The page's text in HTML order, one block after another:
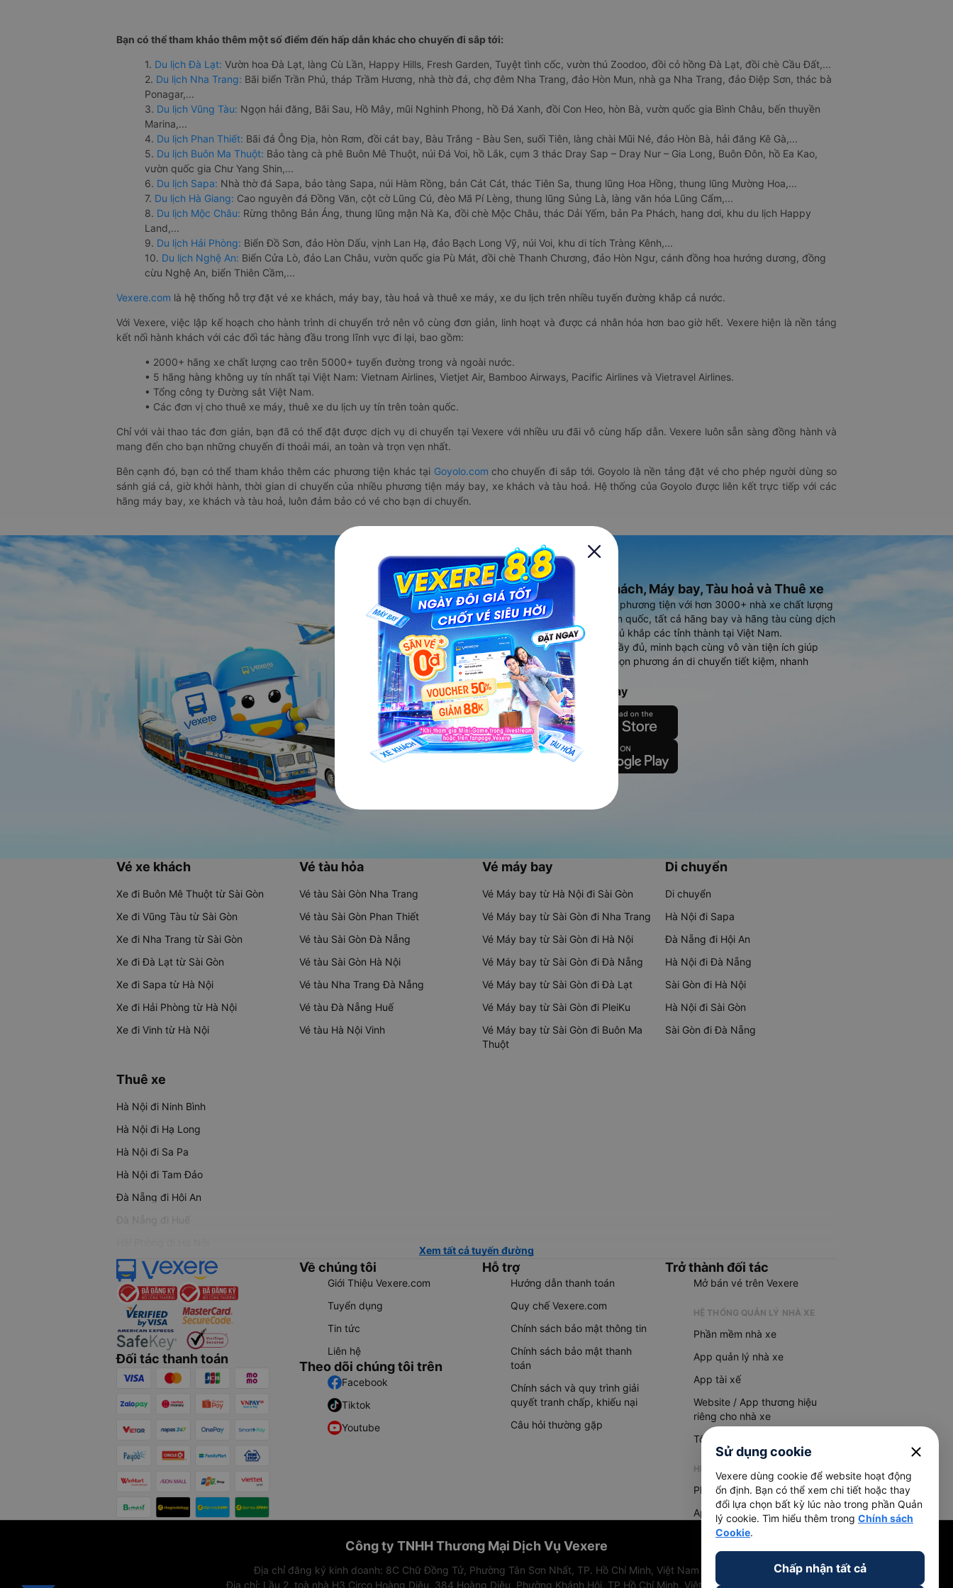
Bạn có thể tham khảo thêm một số điểm đến hấp dẫn khác cho chuyến đi sắp tới:
1. Du lịch Đà Lạt: Vườn hoa Đà Lạt, làng Cù Lần, Happy Hills, Fresh Garden, Tuyệt tình cốc, vườn thú Zoodoo, đồi cỏ hồng Đà Lạt, đồi chè Cầu Đất,...
2. Du lịch Nha Trang: Bãi biển Trần Phú, tháp Trầm Hương, nhà thờ đá, chợ đêm Nha Trang, đảo Hòn Mun, nhà ga Nha Trang, đảo Điệp Sơn, thác bà
Ponagar,...
3. Du lịch Vũng Tàu: Ngọn hải đăng, Bãi Sau, Hồ Mây, mũi Nghinh Phong, hồ Đá Xanh, đồi Con Heo, hòn Bà, vườn quốc gia Bình Châu, bến thuyền
Marina,...
4. Du lịch Phan Thiết: Bãi đá Ông Địa, hòn Rơm, đồi cát bay, Bàu Trắng - Bàu Sen, suối Tiên, làng chài Mũi Né, đảo Hòn Bà, hải đăng Kê Gà,...
5. Du lịch Buôn Ma Thuột: Bảo tàng cà phê Buôn Mê Thuột, núi Đá Voi, hồ Lắk, cụm 3 thác Dray Sap – Dray Nur – Gia Long, Buôn Đôn, hồ Ea Kao,
vườn quốc gia Chư Yang Shin,...
6. Du lịch Sapa: Nhà thờ đá Sapa, bảo tàng Sapa, núi Hàm Rồng, bản Cát Cát, thác Tiên Sa, thung lũng Hoa Hồng, thung lũng Mường Hoa,...
7. Du lịch Hà Giang: Cao nguyên đá Đồng Văn, cột cờ Lũng Cú, đèo Mã Pí Lèng, thung lũng Sủng Là, làng văn hóa Lũng Cẩm,...
8. Du lịch Mộc Châu: Rừng thông Bản Áng, thung lũng mận Nà Ka, đồi chè Mộc Châu, thác Dải Yếm, bản Pa Phách, hang dơi, khu du lịch Happy
Land,...
9. Du lịch Hải Phòng: Biển Đồ Sơn, đảo Hòn Dấu, vịnh Lan Hạ, đảo Bạch Long Vỹ, núi Voi, khu di tích Tràng Kênh,...
10. Du lịch Nghệ An: Biển Cửa Lò, đảo Lan Châu, vườn quốc gia Pù Mát, đồi chè Thanh Chương, đảo Hòn Ngư, cánh đồng hoa hướng dương, đồng
cừu Nghệ An, biển Thiên Cầm,...
Vexere.com là hệ thống hỗ trợ đặt vé xe khách, máy bay, tàu hoả và thuê xe máy, xe du lịch trên nhiều tuyến đường khắp cả nước.
Với Vexere, việc lập kế hoạch cho hành trình di chuyển trở nên vô cùng đơn giản, linh hoạt và được cá nhân hóa hơn bao giờ hết. Vexere hiện là nền tảng
kết nối hành khách với các đối tác hàng đầu trong lĩnh vực đi lại, bao gồm:
• 2000+ hãng xe chất lượng cao trên 5000+ tuyến đường trong và ngoài nước.
• 5 hãng hàng không uy tín nhất tại Việt Nam: Vietnam Airlines, Vietjet Air, Bamboo Airways, Pacific Airlines và Vietravel Airlines.
• Tổng công ty Đường sắt Việt Nam.
• Các đơn vị cho thuê xe máy, thuê xe du lịch uy tín trên toàn quốc.
Chỉ với vài thao tác đơn giản, bạn đã có thể đặt được dịch vụ di chuyển tại Vexere với nhiều ưu đãi vô cùng hấp dẫn. Vexere luôn sẵn sàng đồng hành và
mang đến cho bạn những chuyến đi thoải mái, an toàn và trọn vẹn nhất.
Bên cạnh đó, bạn có thể tham khảo thêm các phương tiện khác tại Goyolo.com cho chuyến đi sắp tới. Goyolo là nền tảng đặt vé cho phép người dùng so
sánh giá cả, giờ khởi hành, thời gian di chuyển của nhiều phương tiện máy bay, xe khách và tàu hoả. Hệ thống của Goyolo được liên kết trực tiếp với các
hãng máy bay, xe khách và tàu hoả, luôn đảm bảo có vé cho bạn di chuyển.
Ứng dụng đặt vé Xe khách, Máy bay, Tàu hoả và Thuê xe
Vexere - ứng dụng đặt vé đa phương tiện với hơn 3000+ nhà xe chất lượng
cao, 5000+ tuyến đường toàn quốc, tất cả hãng bay và hãng tàu cùng dịch
vụ thuê xe máy, xe du lịch phủ khắp các tỉnh thành tại Việt Nam.
Ứng dụng hiển thị thông tin đầy đủ, minh bạch cùng vô vàn tiện ích giúp
người dùng so sánh và lựa chọn phương án di chuyển tiết kiệm, nhanh
chóng và phù hợp nhất.
Tải ứng dụng Vexere ngay
Vé xe khách
Xe đi Buôn Mê Thuột từ Sài Gòn
Xe đi Vũng Tàu từ Sài Gòn
Xe đi Nha Trang từ Sài Gòn
Xe đi Đà Lạt từ Sài Gòn
Xe đi Sapa từ Hà Nội
Xe đi Hải Phòng từ Hà Nội
Xe đi Vinh từ Hà Nội
Vé tàu hỏa
Vé tàu Sài Gòn Nha Trang
Vé tàu Sài Gòn Phan Thiết
Vé tàu Sài Gòn Đà Nẵng
Vé tàu Sài Gòn Hà Nội
Vé tàu Nha Trang Đà Nẵng
Vé tàu Đà Nẵng Huế
Vé tàu Hà Nội Vinh
Vé máy bay
Vé Máy bay từ Hà Nội đi Sài Gòn
Vé Máy bay từ Sài Gòn đi Nha Trang
Vé Máy bay từ Sài Gòn đi Hà Nội
Vé Máy bay từ Sài Gòn đi Đà Nẵng
Vé Máy bay từ Sài Gòn đi Đà Lạt
Vé Máy bay từ Sài Gòn đi PleiKu
Vé Máy bay từ Sài Gòn đi Buôn Ma
Thuột
Di chuyển
Di chuyển
Hà Nội đi Sapa
Đà Nẵng đi Hội An
Hà Nội đi Đà Nẵng
Sài Gòn đi Hà Nội
Hà Nội đi Sài Gòn
Sài Gòn đi Đà Nẵng
Thuê xe
Hà Nội đi Ninh Bình
Hà Nội đi Hạ Long
Hà Nội đi Sa Pa
Hà Nội đi Tam Đảo
Đà Nẵng đi Hội An
Đà Nẵng đi Huế
Xem tất cả tuyến đường
Đối tác thanh toán
Về chúng tôi
Giới Thiệu Vexere.com
Tuyển dụng
Tin tức
Liên hệ
Theo dõi chúng tôi trên
Facebook
Tiktok
Youtube
Hỗ trợ
Hướng dẫn thanh toán
Quy chế Vexere.com
Chính sách bảo mật thông tin
Chính sách bảo mật thanh
toán
Chính sách và quy trình giải
quyết tranh chấp, khiếu nại
Câu hỏi thường gặp
Trở thành đối tác
Mở bán vé trên Vexere
HỆ THỐNG QUẢN LÝ NHÀ XE
Phần mềm nhà xe
App quản lý nhà xe
App tài xế
Website / App thương hiệu
riêng cho nhà xe
Tổng đài AI
HỆ THỐNG QUẢN LÝ HÀNG HOÁ
Phần mềm quản lý hàng hoá
App quản lý hàng hoá
Công ty TNHH Thương Mại Dịch Vụ Vexere
Địa chỉ đăng ký kinh doanh: 8C Chữ Đồng Tử, Phường Tân Sơn Nhất, TP. Hồ Chí Minh, Việt Nam
Địa chỉ: Lầu 2, toà nhà H3 Circo Hoàng Diệu, 384 Hoàng Diệu, Phường Khánh Hội, TP Hồ Chí Minh, Việt Nam
Sử dụng cookie close
Vexere dùng cookie để website hoạt động
ổn định. Bạn có thể xem chi tiết hoặc thay
đổi lựa chọn bất kỳ lúc nào trong phần Quản
lý cookie. Tìm hiểu thêm trong Chính sách
Cookie.
Chấp nhận tất cả